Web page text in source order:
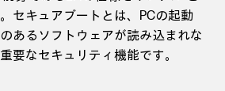
セキュアブートとは、PCの起動
あるソフトウェアが読み込まれな
要なセキュリティ機能です。